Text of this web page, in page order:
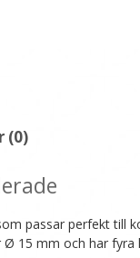
(0)
passar perfekt till
Ø 15 mm och har fyra